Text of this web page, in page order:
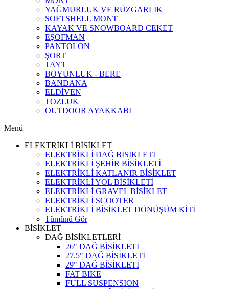
YAĞMURLUK VE RÜZGARLIK
SOFTSHELL MONT
KAYAK VE SNOWBOARD CEKET
EŞOFMAN
PANTOLON
ŞORT
TAYT
BOYUNLUK - BERE
BANDANA
ELDİVEN
TOZLUK
OUTDOOR AYAKKABI
Menü
ELEKTRİKLİ BİSİKLET
ELEKTRİKLİ DAĞ BİSİKLETİ
ELEKTRİKLİ ŞEHİR BİSİKLETİ
ELEKTRİKLİ KATLANIR BİSİKLET
ELEKTRİKLİ YOL BİSİKLETİ
ELEKTRİKLİ GRAVEL BİSİKLET
ELEKTRİKLİ SCOOTER
ELEKTRİKLİ BİSİKLET DÖNÜŞÜM KİTİ
Tümünü Gör
BİSİKLET
DAĞ BİSİKLETLERİ
26" DAĞ BİSİKLETİ
27.5" DAĞ BİSİKLETİ
29" DAĞ BİSİKLETİ
FAT BIKE
FULL SUSPENSION